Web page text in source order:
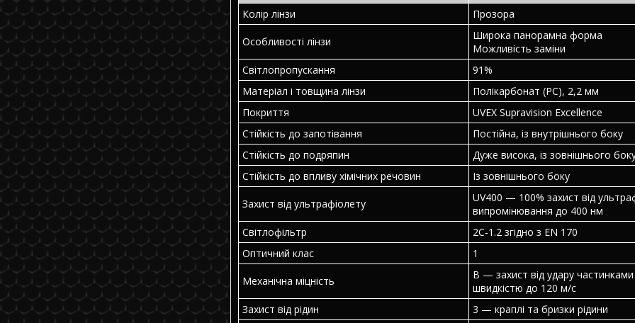
Колір лінзи
Прозора
Особливості лінзи
Широка панорамна форма
Можливість заміни
Світлопропускання
91%
Матеріал і товщина лінзи
Полікарбонат (PC), 2,2 мм
Покриття
UVEX Supravision Excellence
Стійкість до запотівання
Постійна, із внутрішнього боку
Стійкість до подряпин
Дуже висока, із зовнішнього
Стійкість до впливу хімічних речовин
Із зовнішнього боку
Захист від ультрафіолету
UV400 — 100% захист від
випромінювання до 400 нм
Світлофільтр
2C-1.2 згідно з EN 170
Оптичний клас
1
Механічна міцність
B — захист від удару частинками
швидкістю до 120 м/с
Захист від рідин
3 — краплі та бризки рідини